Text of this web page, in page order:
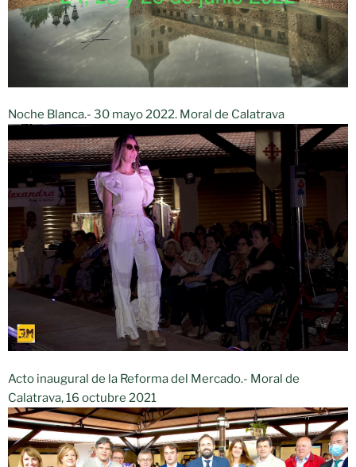
Noche Blanca.- 30 mayo 2022. Moral de Calatrava
Acto inaugural de la Reforma del Mercado.- Moral de
Calatrava, 16 octubre 2021